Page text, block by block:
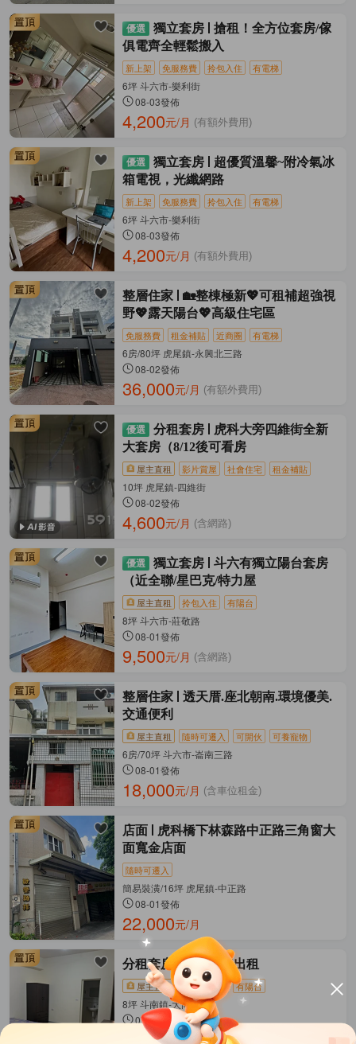
獨立套房
搶租！全方位套房/傢
俱電齊全輕鬆搬入
新上架 免服務費 拎包入住 有電梯
6坪 斗六市-樂利街
08-03發佈
4,200元/月 (有額外費用)
獨立套房
超優質溫馨~附冷氣冰
箱電視，光纖網路
新上架 免服務費 拎包入住 有電梯
6坪 斗六市-樂利街
08-03發佈
4,200元/月 (有額外費用)
整層住家
🏡整棟極新💖可租補超強視
野💖露天陽台💖高級住宅區
免服務費 租金補貼 近商圈 有電梯
6房/80坪 虎尾鎮-永興北三路
08-02發佈
36,000元/月 (有額外費用)
分租套房
虎科大旁四維街全新
大套房（8/12後可看房
屋主直租 影片賞屋 社會住宅 租金補貼
10坪 虎尾鎮-四維街
08-02發佈
4,600元/月 (含網路)
獨立套房
斗六有獨立陽台套房
（近全聯/星巴克/特力屋
屋主直租 拎包入住 有陽台
8坪 斗六市-莊敬路
08-01發佈
9,500元/月 (含網路)
整層住家
透天厝.座北朝南.環境優美.
交通便利
屋主直租 隨時可遷入 可開伙 可養寵物
6房/70坪 斗六市-崙南三路
08-01發佈
18,000元/月 (含車位租金)
店面
虎科橋下林森路中正路三角窗大
面寬金店面
隨時可遷入
簡易裝潢/16坪 虎尾鎮-中正路
08-01發佈
22,000元/月
分租套房 單人套房出租
屋主直租 隨時可遷入 有陽台
8坪 斗南鎮-大同路
07-31發佈